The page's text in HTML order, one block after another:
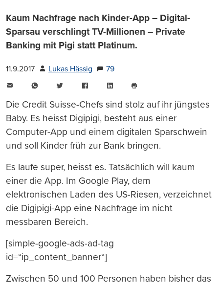
Kaum Nachfrage nach Kinder-App – Digital-
Sparsau verschlingt TV-Millionen – Private
Banking mit Pigi statt Platinum.
11.9.2017 Lukas Hässig
79
WhatsAppTwitter FacebookLinkedIn
drucken
Die Credit Suisse-Chefs sind stolz auf ihr jüngstes
Baby. Es heisst Digipigi, besteht aus einer
Computer-App und einem digitalen Sparschwein
und soll Kinder früh zur Bank bringen.
Es laufe super, heisst es. Tatsächlich will kaum
einer die App. Im Google Play, dem
elektronischen Laden des US-Riesen, verzeichnet
die Digipigi-App eine Nachfrage im nicht
messbaren Bereich.
[simple-google-ads-ad-tag
id=“ip_content_banner“]
Zwischen 50 und 100 Personen haben bisher das